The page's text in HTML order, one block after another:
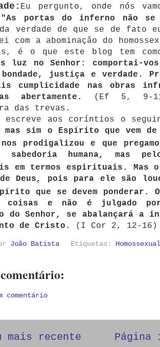
Eu pergunto, onde nós
"As portas do inferno não se
verdade de que se de fato
com a abominação do
é o que este blog tem
luz no Senhor: comportai-
justiça e verdade.
cumplicidade nas obras
abertamente.
(Ef 5, 9-
das trevas.
escreve aos coríntios o
mas sim o Espírito que vem
nos prodigalizoue que
sabedoria humana, mas
em termos espirituais. Mas
Deus, pois para ele são
que se devem ponderar.
coisas e não é julgado por
do Senhor, se abalançará
de Cristo.
(I Cor 2, 12-16)
João Batista Etiquetas:
comentário
mais recente